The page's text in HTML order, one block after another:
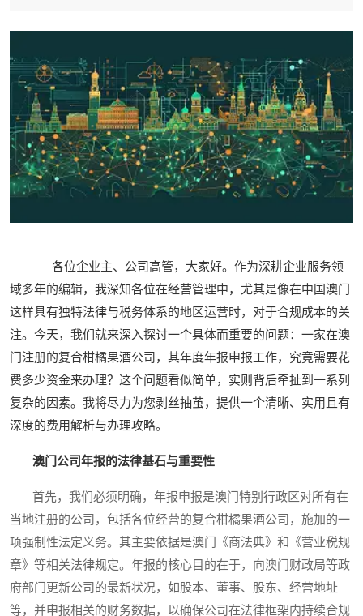
各位企业主、公司高管，大家好。作为深耕企业服务领
域多年的编辑，我深知各位在经营管理中，尤其是像在中国澳门
这样具有独特法律与税务体系的地区运营时，对于合规成本的关
注。今天，我们就来深入探讨一个具体而重要的问题：一家在澳
门注册的复合柑橘果酒公司，其年度年报申报工作，究竟需要花
费多少资金来办理？这个问题看似简单，实则背后牵扯到一系列
复杂的因素。我将尽力为您剥丝抽茧，提供一个清晰、实用且有
深度的费用解析与办理攻略。
澳门公司年报的法律基石与重要性
首先，我们必须明确，年报申报是澳门特别行政区对所有在
当地注册的公司，包括各位经营的复合柑橘果酒公司，施加的一
项强制性法定义务。其主要依据是澳门《商法典》和《营业税规
章》等相关法律规定。年报的核心目的在于，向澳门财政局等政
府部门更新公司的最新状况，如股本、董事、股东、经营地址
等，并申报相关的财务数据，以确保公司在法律框架内持续合规